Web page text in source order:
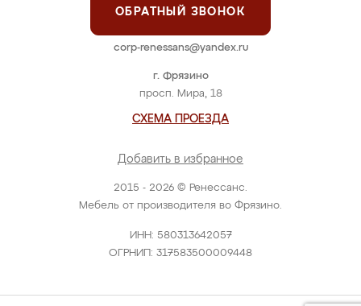
2015 - 2026 © Ренессанс.
Мебель от производителя во Фрязино.
ИНН: 580313642057
ОГРНИП: 317583500009448
г. Фрязино
просп. Мира, 18
СХЕМА ПРОЕЗДА
Добавить в избранное
ОБРАТНЫЙ ЗВОНОК
corp-renessans@yandex.ru